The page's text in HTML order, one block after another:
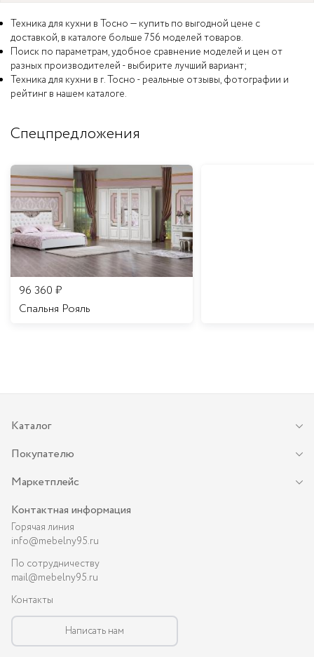
Техника для кухни в Тосно — купить по выгодной цене с
доставкой, в каталоге больше 756 моделей товаров.
Поиск по параметрам, удобное сравнение моделей и цен от
разных производителей - выбирите лучший вариант;
Техника для кухни в г. Тосно - реальные отзывы, фотографии и
рейтинг в нашем каталоге.
Спецпредложения
96 360 ₽
Спальня Рояль
Каталог
Покупателю
Маркетплейс
Контактная информация
Горячая линия
info@mebelny95.ru
По сотрудничеству
mail@mebelny95.ru
Контакты
Написать нам